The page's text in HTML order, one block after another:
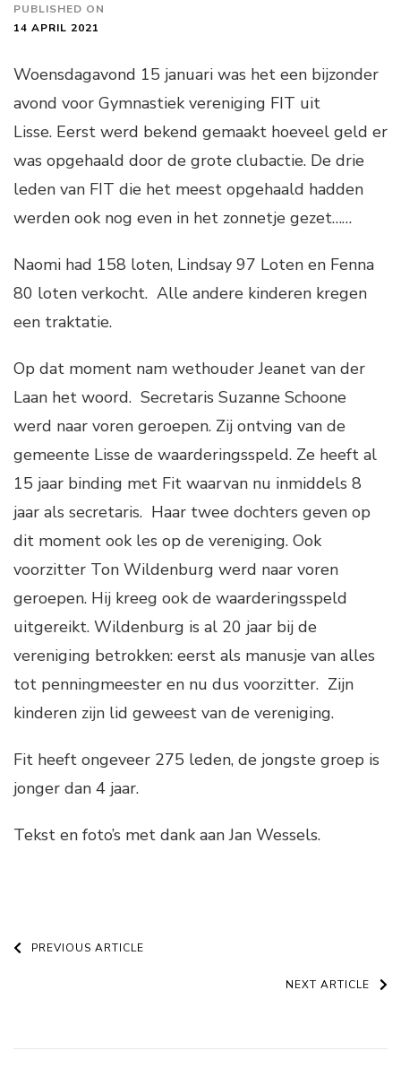
PUBLISHED ON
14 APRIL 2021
Woensdagavond 15 januari was het een bijzonder
avond voor Gymnastiek vereniging FIT uit
Lisse. Eerst werd bekend gemaakt hoeveel geld er
was opgehaald door de grote clubactie. De drie
leden van FIT die het meest opgehaald hadden
werden ook nog even in het zonnetje gezet……
Naomi had 158 loten, Lindsay 97 Loten en Fenna
80 loten verkocht. Alle andere kinderen kregen
een traktatie.
Op dat moment nam wethouder Jeanet van der
Laan het woord. Secretaris Suzanne Schoone
werd naar voren geroepen. Zij ontving van de
gemeente Lisse de waarderingsspeld. Ze heeft al
15 jaar binding met Fit waarvan nu inmiddels 8
jaar als secretaris. Haar twee dochters geven op
dit moment ook les op de vereniging. Ook
voorzitter Ton Wildenburg werd naar voren
geroepen. Hij kreeg ook de waarderingsspeld
uitgereikt. Wildenburg is al 20 jaar bij de
vereniging betrokken: eerst als manusje van alles
tot penningmeester en nu dus voorzitter. Zijn
kinderen zijn lid geweest van de vereniging.
Fit heeft ongeveer 275 leden, de jongste groep is
jonger dan 4 jaar.
Tekst en foto’s met dank aan Jan Wessels.
Post
PREVIOUS ARTICLE
NEXT ARTICLE